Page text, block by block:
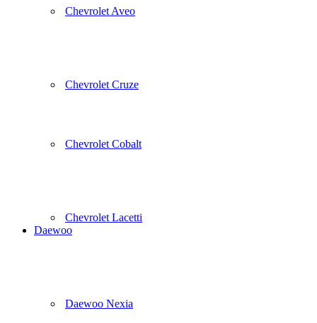
Chevrolet Aveo
Chevrolet Cruze
Chevrolet Cobalt
Chevrolet Lacetti
Daewoo
Daewoo Nexia